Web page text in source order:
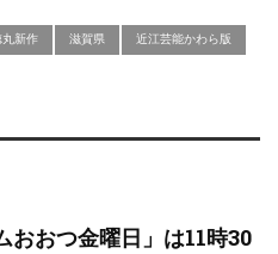
新作 滋賀県
近江芸能かわら版
おつ金曜日」は11時30